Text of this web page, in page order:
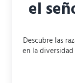
el
Descubre las
en la